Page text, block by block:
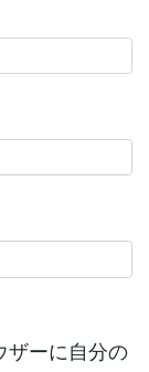
ザーに自分の